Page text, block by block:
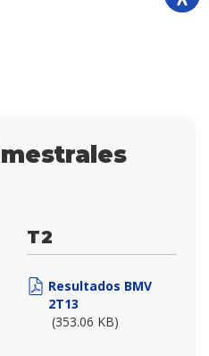
T2
Resultados BMV
2T13
(353.06 KB)